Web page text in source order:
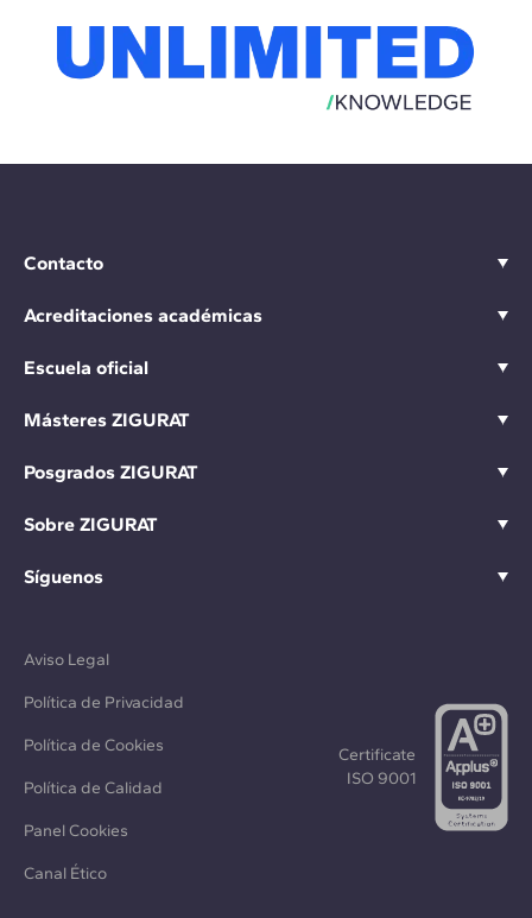
Contacto
Acreditaciones académicas
Escuela oficial
Másteres ZIGURAT
Posgrados ZIGURAT
Sobre ZIGURAT
Síguenos
Aviso Legal
Política de Privacidad
Política de Cookies
Política de Calidad
Panel Cookies
Canal Ético
Certificate
ISO 9001